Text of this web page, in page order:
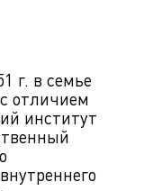
г. в семье
отличием
институт